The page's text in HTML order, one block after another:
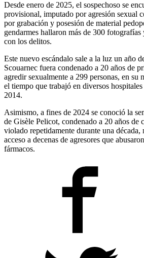
Desde enero de 2025, el sospechoso se
provisional, imputado por agresión sexual
por grabación y posesión de material
gendarmes hallaron más de 300
con los delitos.
Este nuevo escándalo sale a la luz un año
Scouarnec fuera condenado a 20 años de
agredir sexualmente a 299 personas, en su
el tiempo que trabajó en diversos
2014.
Asimismo, a fines de 2024 se conoció la
de Gisèle Pelicot, condenado a 20 años de
violado repetidamente durante una década,
acceso a decenas de agresores que
fármacos.